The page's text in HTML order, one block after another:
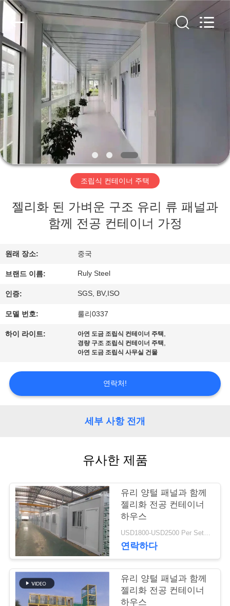
집
제
품
동
영
우
리
에
대
여
관
리
Copyright
©
2019
Qingdao
Ruly
Steel
Engineering
Co.,Ltd.
All
Rights
Reserved.
조립식 컨테이너 주택
젤리화 된 가벼운 구조 유리 류 패널과
함께 전공 컨테이너 가정
원래 장소: 중국
브랜드 이름: Ruly Steel
인증: SGS, BV,ISO
모델 번호: 룰리0337
하이 라이트: 아연 도금 조립식 컨테이너 주택 ,
경량 구조 조립식 컨테이너 주택 ,
아연 도금 조립식 사무실 건물
연락처!
세부 사항 전개
유사한 제품
유리 양털 패널과 함께
젤리화 전공 컨테이너
하우스
USD1800-USD2500 Per Set MOQ:1 세트
연락하다
유리 양털 패널과 함께
젤리화 전공 컨테이너
하우스